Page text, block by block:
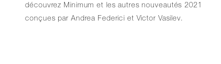
découvrez Minimum et les autres nouveautés 2021
conçues par Andrea Federici et Victor Vasilev.